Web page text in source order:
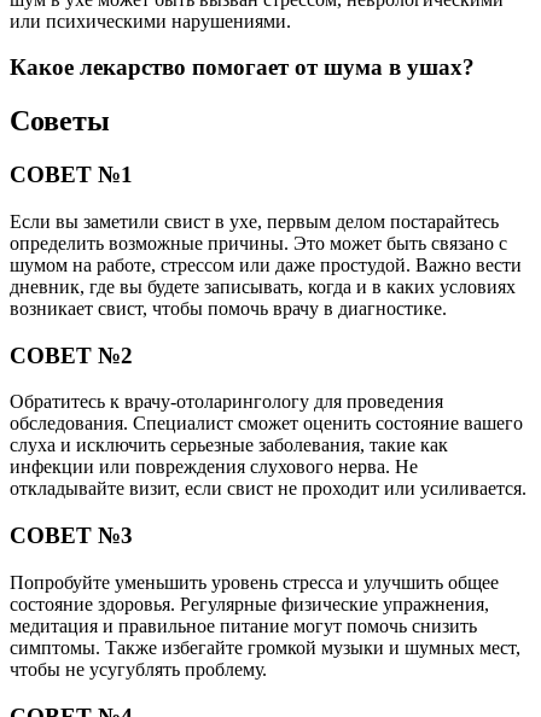
или психическими нарушениями.
Какое лекарство помогает от шума в ушах?
Советы
СОВЕТ №1
Если вы заметили свист в ухе, первым делом постарайтесь
определить возможные причины. Это может быть связано с
шумом на работе, стрессом или даже простудой. Важно вести
дневник, где вы будете записывать, когда и в каких условиях
возникает свист, чтобы помочь врачу в диагностике.
СОВЕТ №2
Обратитесь к врачу-отоларингологу для проведения
обследования. Специалист сможет оценить состояние вашего
слуха и исключить серьезные заболевания, такие как
инфекции или повреждения слухового нерва. Не
откладывайте визит, если свист не проходит или усиливается.
СОВЕТ №3
Попробуйте уменьшить уровень стресса и улучшить общее
состояние здоровья. Регулярные физические упражнения,
медитация и правильное питание могут помочь снизить
симптомы. Также избегайте громкой музыки и шумных мест,
чтобы не усугублять проблему.